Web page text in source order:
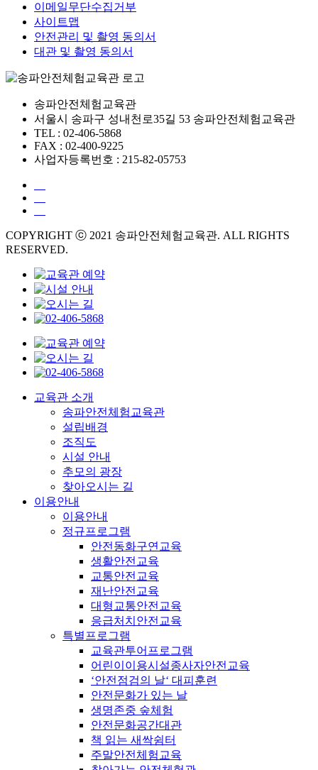
이메일무단수집거부
사이트맵
안전관리 및 촬영 동의서
대관 및 촬영 동의서
송파안전체험교육관
서울시 송파구 성내천로35길 53 송파안전체험교육관
TEL : 02-406-5868
FAX : 02-400-9225
사업자등록번호 : 215-82-05753
COPYRIGHT ⓒ 2021 송파안전체험교육관. ALL RIGHTS
RESERVED.
교육관 소개
송파안전체험교육관
설립배경
조직도
시설 안내
추모의 광장
찾아오시는 길
이용안내
이용안내
정규프로그램
안전동화구연교육
생활안전교육
교통안전교육
재난안전교육
대형교통안전교육
응급처치안전교육
특별프로그램
교육관투어프로그램
어린이이용시설종사자안전교육
‘안전점검의 날‘ 대피훈련
안전문화가 있는 날
생명존중 숲체험
안전문화공간대관
책 읽는 새싹쉼터
주말안전체험교육